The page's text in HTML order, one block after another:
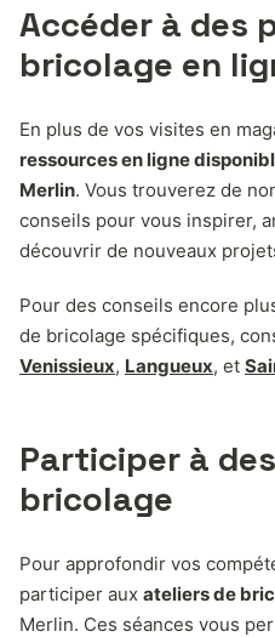
Accéder à des
bricolage en
En plus de vos visites en
ressources en ligne
Merlin. Vous trouverez de
conseils pour vous inspirer,
découvrir de nouveaux
Pour des conseils encore
de bricolage spécifiques,
Venissieux, Langueux, et
Participer à
bricolage
Pour approfondir vos
participer aux ateliers de
Merlin. Ces séances vous